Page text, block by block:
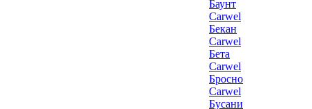
Баунт
Carwel
Бекан
Carwel
Бета
Carwel
Бросно
Carwel
Бусани